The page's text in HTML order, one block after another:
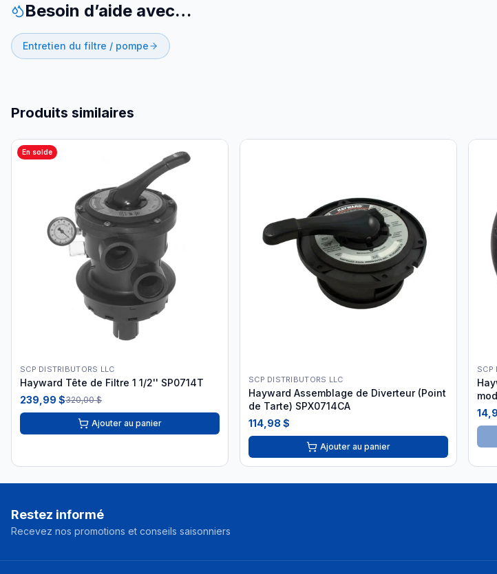
Besoin d’aide avec…
Entretien du filtre / pompe
Produits similaires
En solde
SCP DISTRIBUTORS LLC
Hayward Tête de Filtre 1 1/2'' SP0714T
239,99 $320,00 $
Ajouter au panier
SCP DISTRIBUTORS LLC
Hayward Assemblage de Diverteur (Point
de Tarte) SPX0714CA
114,98 $
Ajouter au panier
SCP
Restez informé
Recevez nos promotions et conseils saisonniers